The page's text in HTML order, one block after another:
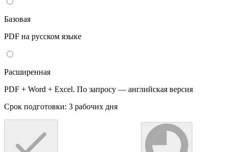
Базовая
PDF на русском языке
Расширенная
PDF + Word + Excel. По запросу — английская версия
Срок подготовки: 3 рабочих дня